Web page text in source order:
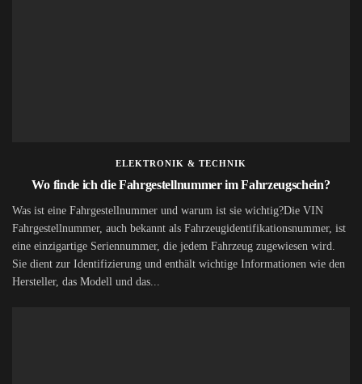
ELEKTRONIK & TECHNIK
Wo finde ich die Fahrgestellnummer im Fahrzeugschein?
Was ist eine Fahrgestellnummer und warum ist sie wichtig?Die VIN
Fahrgestellnummer, auch bekannt als Fahrzeugidentifikationsnummer, ist
eine einzigartige Seriennummer, die jedem Fahrzeug zugewiesen wird.
Sie dient zur Identifizierung und enthält wichtige Informationen wie den
Hersteller, das Modell und das...